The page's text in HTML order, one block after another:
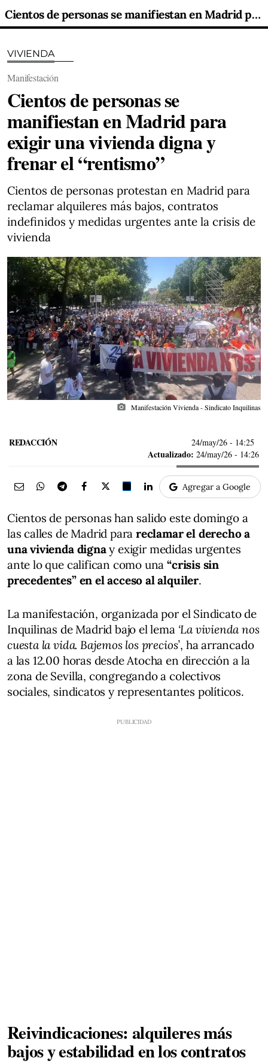
Cientos de personas se manifiestan en Madrid para exigir una vivienda digna y frenar el “rentismo”
VIVIENDA
Manifestación
Cientos de personas se
manifiestan en Madrid para
exigir una vivienda digna y
frenar el “rentismo”
Cientos de personas protestan en Madrid para
reclamar alquileres más bajos, contratos
indefinidos y medidas urgentes ante la crisis de
vivienda
photo_camera Manifestación Vivienda - Sindicato Inquilinas
REDACCIÓN 24/may/26 - 14:25
Actualizado: 24/may/26 - 14:26
Agregar a Google
Cientos de personas han salido este domingo a
las calles de Madrid parareclamar el derecho a
una vivienda dignay exigir medidas urgentes
ante lo que califican como una“crisis sin
precedentes” en el acceso al alquiler.
La manifestación, organizada por el Sindicato de
Inquilinas de Madrid bajo el lema ‘La vivienda nos
cuesta la vida. Bajemos los precios’, ha arrancado
a las 12.00 horas desde Atocha en dirección a la
zona de Sevilla, congregando a colectivos
sociales, sindicatos y representantes políticos.
Reivindicaciones: alquileres más
bajos y estabilidad en los contratos